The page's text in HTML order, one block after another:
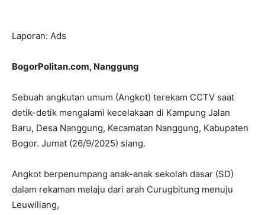
Laporan: Ads
BogorPolitan.com, Nanggung
Sebuah angkutan umum (Angkot) terekam CCTV saat
detik-detik mengalami kecelakaan di Kampung Jalan
Baru, Desa Nanggung, Kecamatan Nanggung, Kabupaten
Bogor. Jumat (26/9/2025) siang.
Angkot berpenumpang anak-anak sekolah dasar (SD)
dalam rekaman melaju dari arah Curugbitung menuju
Leuwiliang,